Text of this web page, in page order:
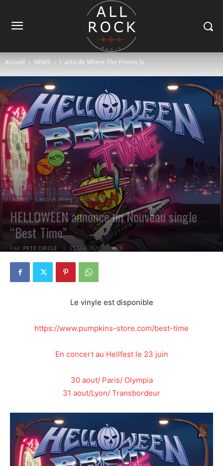
Accueil NEWS L'actu de Where The Promo Is
NEWS L'actu de Where The Promo Is
HELLOWEEN annonce un Nouveau single
“Best Time”
PAR PETE CIRCLE 23 MAI 2022 0
Le vinyle est disponible
https://www.pumpkins-store.com/best-time
En concert au Hellfest le 23 juin
30 aout/ Paris/ Olympia
31 aout/Lyon/ Transbordeur